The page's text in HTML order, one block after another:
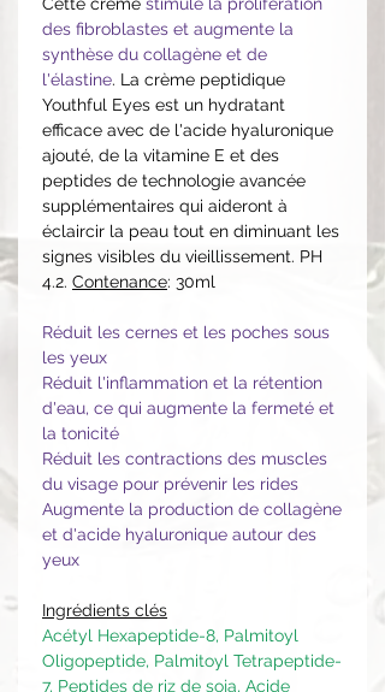
des fibroblastes et augmente la
synthèse du collagène et de
l'élastine. La crème peptidique
Youthful Eyes est un hydratant
efficace avec de l'acide hyaluronique
ajouté, de la vitamine E et des
peptides de technologie avancée
supplémentaires qui aideront à
éclaircir la peau tout en diminuant les
signes visibles du vieillissement. PH
4.2. Contenance: 30ml
Réduit les cernes et les poches sous
les yeux
Réduit l'inflammation et la rétention
d'eau, ce qui augmente la fermeté et
la tonicité
Réduit les contractions des muscles
du visage pour prévenir les rides
Augmente la production de collagène
et d'acide hyaluronique autour des
yeux
Ingrédients clés
Acétyl Hexapeptide-8, Palmitoyl
Oligopeptide, Palmitoyl Tetrapeptide-
7, Peptides de riz de soja, Acide